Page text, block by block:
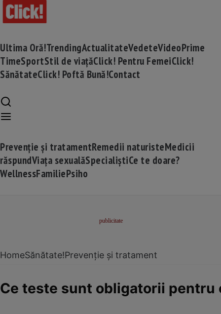
Ultima Oră!TrendingActualitateVedeteVideoPrime
TimeSportStil de viațăClick! Pentru FemeiClick!
SănătateClick! Poftă Bună!Contact
Prevenție și tratamentRemedii naturisteMedicii
răspundViața sexualăSpecialiștiCe te doare?
WellnessFamiliePsiho
HomeSănătate!Prevenție și tratament
Ce teste sunt obligatorii pentru